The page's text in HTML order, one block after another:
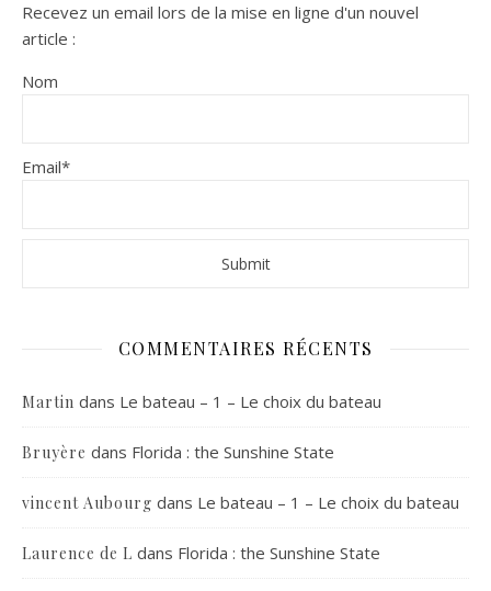
Recevez un email lors de la mise en ligne d'un nouvel
article :
Nom
Email*
COMMENTAIRES RÉCENTS
Martin dans Le bateau – 1 – Le choix du bateau
Bruyère dans Florida : the Sunshine State
vincent Aubourg dans Le bateau – 1 – Le choix du bateau
Laurence de L dans Florida : the Sunshine State